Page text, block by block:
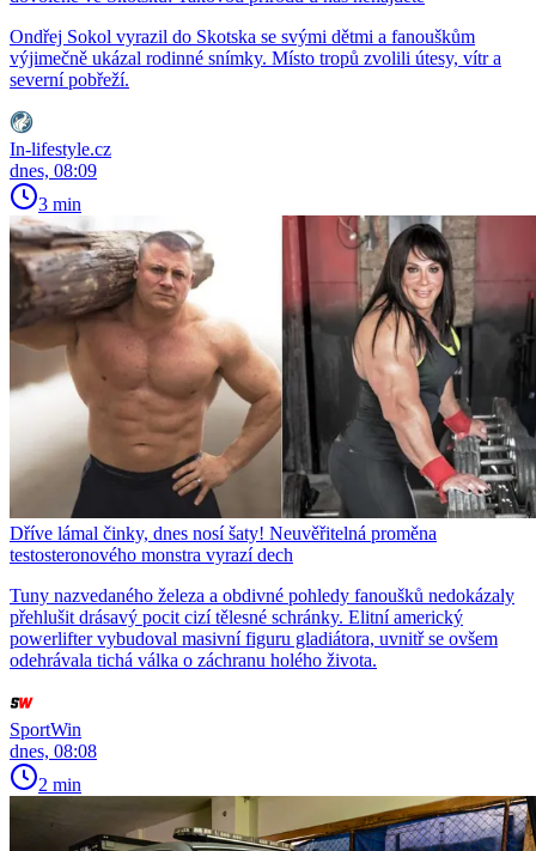
Ondřej Sokol vyrazil do Skotska se svými dětmi a fanouškům
výjimečně ukázal rodinné snímky. Místo tropů zvolili útesy, vítr a
severní pobřeží.
In-lifestyle.cz
dnes, 08:09
3 min
Dříve lámal činky, dnes nosí šaty! Neuvěřitelná proměna
testosteronového monstra vyrazí dech
Tuny nazvedaného železa a obdivné pohledy fanoušků nedokázaly
přehlušit drásavý pocit cizí tělesné schránky. Elitní americký
powerlifter vybudoval masivní figuru gladiátora, uvnitř se ovšem
odehrávala tichá válka o záchranu holého života.
SportWin
dnes, 08:08
2 min